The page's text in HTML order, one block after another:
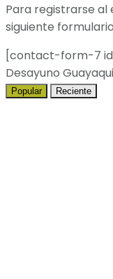
Para registrarse al
siguiente
[contact-form-7
Desayuno
Popular Reciente